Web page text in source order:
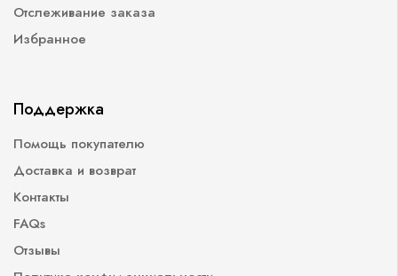
Отслеживание заказа
Избранное
Поддержка
Помощь покупателю
Доставка и возврат
Контакты
FAQs
Отзывы